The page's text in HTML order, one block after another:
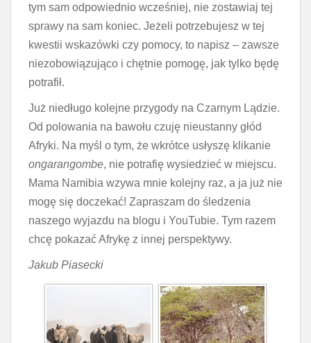
tym sam odpowiednio wcześniej, nie zostawiaj tej
sprawy na sam koniec. Jeżeli potrzebujesz w tej
kwestii wskazówki czy pomocy, to napisz – zawsze
niezobowiązująco i chętnie pomogę, jak tylko będę
potrafił.
Już niedługo kolejne przygody na Czarnym Lądzie.
Od polowania na bawołu czuję nieustanny głód
Afryki. Na myśl o tym, że wkrótce usłyszę klikanie
ongarangombe, nie potrafię wysiedzieć w miejscu.
Mama Namibia wzywa mnie kolejny raz, a ja już nie
mogę się doczekać! Zapraszam do śledzenia
naszego wyjazdu na blogu i YouTubie. Tym razem
chcę pokazać Afrykę z innej perspektywy.
Jakub Piasecki